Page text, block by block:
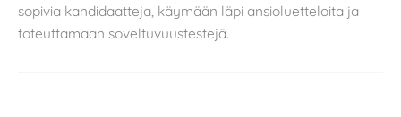
sopivia kandidaatteja, käymään läpi ansioluetteloita ja
toteuttamaan soveltuvuustestejä.